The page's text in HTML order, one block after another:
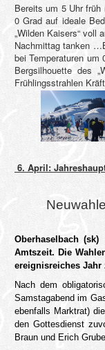
Bereits um 5 Uhr
0 Grad auf ideale
„Wilden Kaisers“ voll
Nachmittag tanken
bei Temperaturen um
Bergsilhouette des
Frühlingsstrahlen
6. April:
Oberhaselbach
Amtszeit. Die
ereignisreiches
Nach dem
Samstagabend im
ebenfalls Marktrat)
den Gottesdienst
Braun und Erich